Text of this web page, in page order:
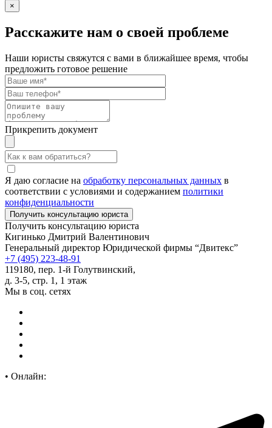
×
Расскажите нам о своей проблеме
Наши юристы свяжутся с вами в ближайшее время, чтобы
предложить готовое решение
Прикрепить документ
Я даю согласие на обработку персональных данных в
соответствии с условиями и содержанием политики
конфиденциальности
Получить консультацию юриста
Кигинько Дмитрий Валентинович
Генеральный директор Юридической фирмы “Двитекс”
+7 (495) 223-48-91
119180, пер. 1-й Голутвинский,
д. 3-5, стр. 1, 1 этаж
Мы в соц. сетях
• Онлайн: